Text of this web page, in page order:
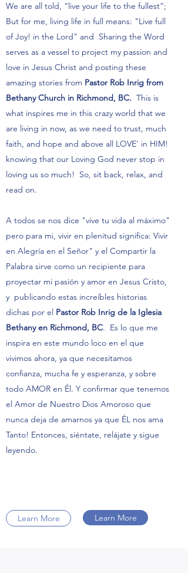
We are all told, “live your life to the fullest”;
But for me, living life in full means: "Live full
of Joy! in the Lord" and Sharing the Word
serves as a vessel to project my passion and
love in Jesus Christ and posting these
amazing stories from Pastor Rob Inrig from
Bethany Church in Richmond, BC. This is
what inspires me in this crazy world that we
are living in now, as we need to trust, much
faith, and hope and above all LOVE' in HIM!
knowing that our Loving God never stop in
loving us so much! So, sit back, relax, and
read on.
A todos se nos dice "vive tu vida al máximo"
pero para mi, vivir en plenitud significa: Vivir
en Alegría en el Señor" y el Compartir la
Palabra sirve como un recipiente para
proyectar mi pasión y amor en Jesus Cristo,
y publicando estas increíbles historias
dichas por el Pastor Rob Inrig de la Iglesia
Bethany en Richmond, BC. Es lo que me
inspira en este mundo loco en el que
vivimos ahora, ya que necesitamos
confianza, mucha fe y esperanza, y sobre
todo AMOR en Él. Y confirmar que tenemos
el Amor de Nuestro Dios Amoroso que
nunca deja de amarnos ya que ÉL nos ama
Tanto! Entonces, siéntate, relájate y sigue
leyendo.
Learn More Learn More